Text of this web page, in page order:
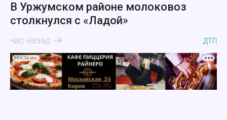
В Уржумском районе молоковоз
столкнулся с «Ладой»
час назад ДТП
РЕКЛАМА